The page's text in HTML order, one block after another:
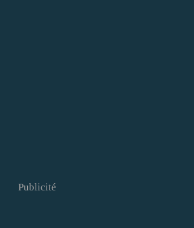
Publicité